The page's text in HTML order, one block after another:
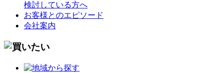
検討している方へ
お客様とのエピソード
会社案内